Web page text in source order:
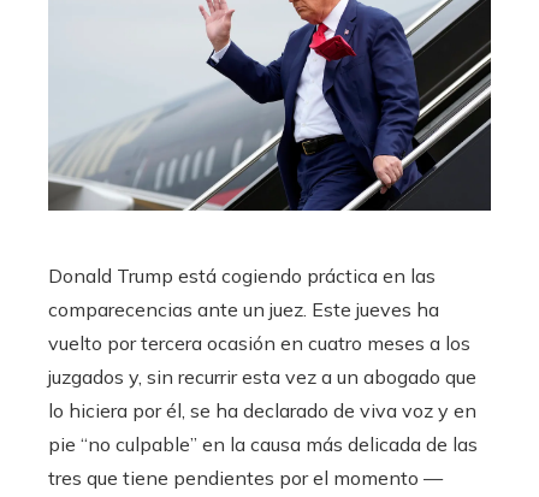
Donald Trump está cogiendo práctica en las
comparecencias ante un juez. Este jueves ha
vuelto por tercera ocasión en cuatro meses a los
juzgados y, sin recurrir esta vez a un abogado que
lo hiciera por él, se ha declarado de viva voz y en
pie “no culpable” en la causa más delicada de las
tres que tiene pendientes por el momento —